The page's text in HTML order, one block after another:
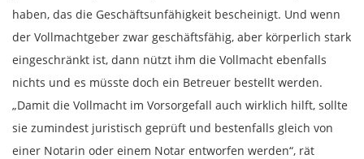
haben, das die Geschäftsunfähigkeit bescheinigt. Und wenn
der Vollmachtgeber zwar geschäftsfähig, aber körperlich stark
eingeschränkt ist, dann nützt ihm die Vollmacht ebenfalls
nichts und es müsste doch ein Betreuer bestellt werden.
„Damit die Vollmacht im Vorsorgefall auch wirklich hilft, sollte
sie zumindest juristisch geprüft und bestenfalls gleich von
einer Notarin oder einem Notar entworfen werden“, rät